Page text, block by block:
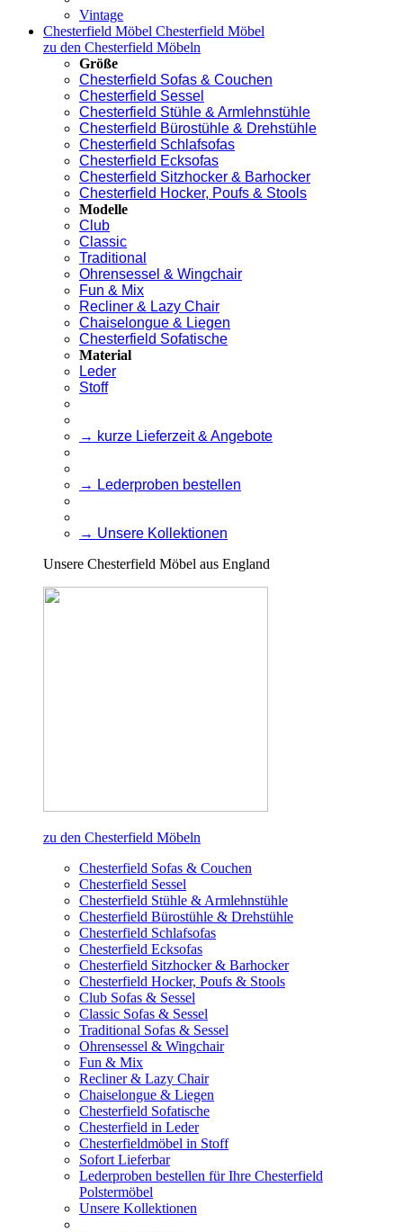
Vintage
Chesterfield Möbel Chesterfield Möbel
zu den Chesterfield Möbeln
Größe
Chesterfield Sofas & Couchen
Chesterfield Sessel
Chesterfield Stühle & Armlehnstühle
Chesterfield Bürostühle & Drehstühle
Chesterfield Schlafsofas
Chesterfield Ecksofas
Chesterfield Sitzhocker & Barhocker
Chesterfield Hocker, Poufs & Stools
Modelle
Club
Classic
Traditional
Ohrensessel & Wingchair
Fun & Mix
Recliner & Lazy Chair
Chaiselongue & Liegen
Chesterfield Sofatische
Material
Leder
Stoff
→ kurze Lieferzeit & Angebote
→ Lederproben bestellen
→ Unsere Kollektionen
Unsere Chesterfield Möbel aus England
zu den Chesterfield Möbeln
Chesterfield Sofas & Couchen
Chesterfield Sessel
Chesterfield Stühle & Armlehnstühle
Chesterfield Bürostühle & Drehstühle
Chesterfield Schlafsofas
Chesterfield Ecksofas
Chesterfield Sitzhocker & Barhocker
Chesterfield Hocker, Poufs & Stools
Club Sofas & Sessel
Classic Sofas & Sessel
Traditional Sofas & Sessel
Ohrensessel & Wingchair
Fun & Mix
Recliner & Lazy Chair
Chaiselongue & Liegen
Chesterfield Sofatische
Chesterfield in Leder
Chesterfieldmöbel in Stoff
Sofort Lieferbar
Lederproben bestellen für Ihre Chesterfield
Polstermöbel
Unsere Kollektionen